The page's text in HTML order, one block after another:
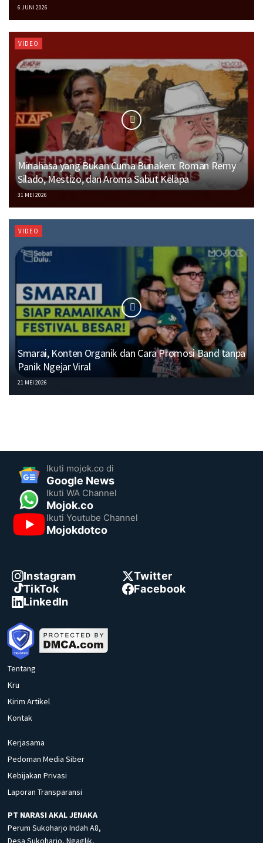
6 JUNI 2026
VIDEO
Minahasa yang Bukan Cuma Bunaken: Roman Remy
Silado, Mestizo, dan Aroma Sabut Kelapa
31 MEI 2026
VIDEO
Smarai, Konten Organik dan Cara Promosi Band tanpa
Panik Ngejar Viral
21 MEI 2026
Ikuti mojok.co di
Google News
Ikuti WA Channel
Mojok.co
Ikuti Youtube Channel
Mojokdotco
Instagram
Twitter
TikTok
Facebook
LinkedIn
Tentang
Kru
Kirim Artikel
Kontak
Kerjasama
Pedoman Media Siber
Kebijakan Privasi
Laporan Transparansi
PT NARASI AKAL JENAKA
Perum Sukoharjo Indah A8,
Desa Sukoharjo, Ngaglik,